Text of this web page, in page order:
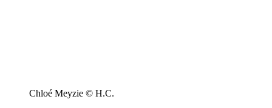
Chloé Meyzie © H.C.